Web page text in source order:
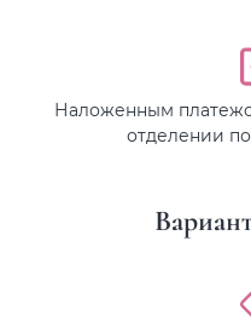
Наложенным
отделении